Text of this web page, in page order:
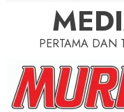
PERTAMA DAN